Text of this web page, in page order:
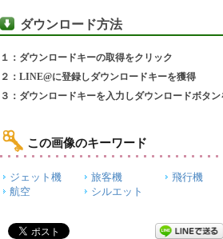
ダウンロード方法
１：ダウンロードキーの取得をクリック
２：LINE@に登録しダウンロードキーを獲得
３：ダウンロードキーを入力しダウンロードボタン
この画像のキーワード
ジェット機 旅客機 飛行機
航空
シルエット